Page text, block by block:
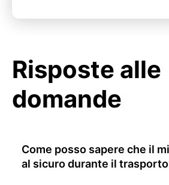
Risposte alle
domande
Come posso sapere che il
al sicuro durante il